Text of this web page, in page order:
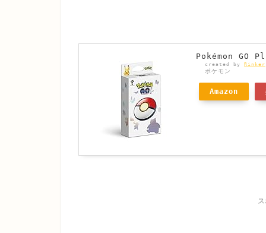
Pokémon GO
created by Rinker
ポケモン
Amazon